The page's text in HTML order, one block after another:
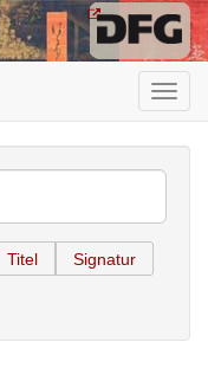
Titel Signatur